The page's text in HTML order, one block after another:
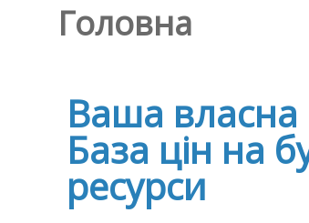
Головна
Ваша власна
База цін на
ресурси